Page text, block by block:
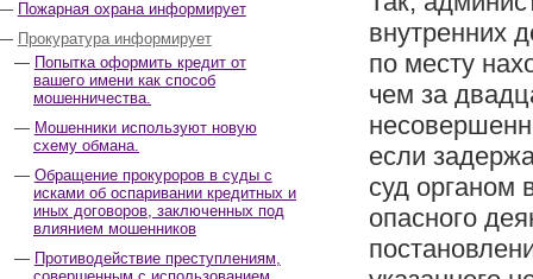
Пожарная охрана информирует
Прокуратура информирует
Попытка оформить кредит от
вашего имени как способ
мошенничества.
Мошенники используют новую
схему обмана.
Обращение прокуроров в суды с
исками об оспаривании кредитных и
иных договоров, заключенных под
влиянием мошенников
Противодействие преступлениям,
внутренних
по месту
чем за
если
суд органом
опасного